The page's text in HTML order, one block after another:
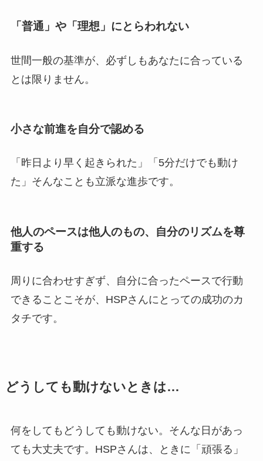
「普通」や「理想」にとらわれない
世間一般の基準が、必ずしもあなたに合っている
とは限りません。
小さな前進を自分で認める
「昨日より早く起きられた」「5分だけでも動け
た」そんなことも立派な進歩です。
他人のペースは他人のもの、自分のリズムを尊
重する
周りに合わせすぎず、自分に合ったペースで行動
できることこそが、HSPさんにとっての成功のカ
タチです。
どうしても動けないときは…
何をしてもどうしても動けない。そんな日があっ
ても大丈夫です。HSPさんは、ときに「頑張る」